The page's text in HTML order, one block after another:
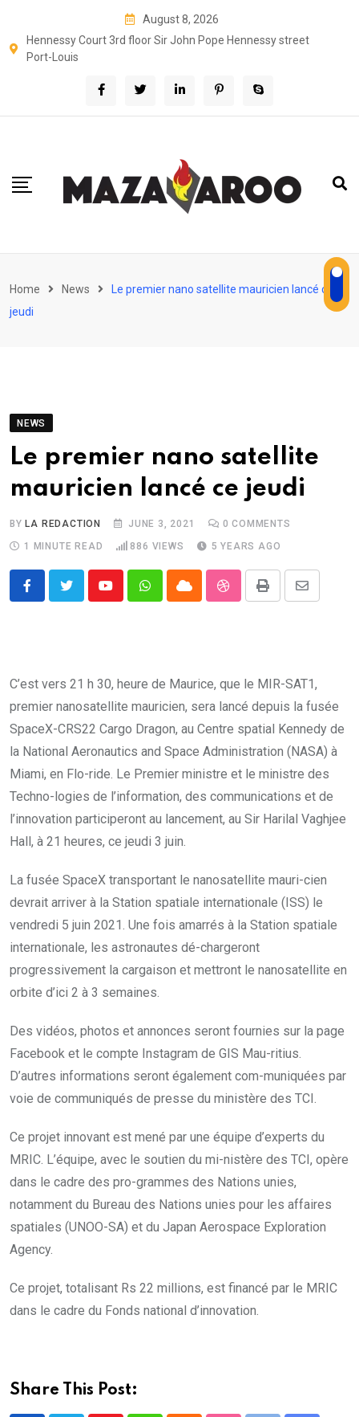
content
August 8, 2026
Hennessy Court 3rd floor Sir John Pope Hennessy street
Port-Louis
Home News
Le premier nano satellite mauricien lancé ce
jeudi
NEWS
Le premier nano satellite
mauricien lancé ce jeudi
BYLA REDACTION JUNE 3, 2021 0 COMMENTS
1 MINUTE READ
886 VIEWS 5 YEARS AGO
YoutubeWhatsappCloud StumbleUpon
Print
Share
C’est vers 21 h 30, heure de Maurice, que le MIR-SAT1,
premier nanosatellite mauricien, sera lancé depuis la fusée
SpaceX-CRS22 Cargo Dragon, au Centre spatial Kennedy de
la National Aeronautics and Space Administration (NASA) à
Miami, en Flo-ride. Le Premier ministre et le ministre des
Techno-logies de l’information, des communications et de
l’innovation participeront au lancement, au Sir Harilal Vaghjee
Hall, à 21 heures, ce jeudi 3 juin.
La fusée SpaceX transportant le nanosatellite mauri-cien
devrait arriver à la Station spatiale internationale (ISS) le
vendredi 5 juin 2021. Une fois amarrés à la Station spatiale
internationale, les astronautes dé-chargeront
progressivement la cargaison et mettront le nanosatellite en
orbite d’ici 2 à 3 semaines.
Des vidéos, photos et annonces seront fournies sur la page
Facebook et le compte Instagram de GIS Mau-ritius.
D’autres informations seront également com-muniquées par
voie de communiqués de presse du ministère des TCI.
Ce projet innovant est mené par une équipe d’experts du
MRIC. L’équipe, avec le soutien du mi-nistère des TCI, opère
dans le cadre des pro-grammes des Nations unies,
notamment du Bureau des Nations unies pour les affaires
spatiales (UNOO-SA) et du Japan Aerospace Exploration
Agency.
Ce projet, totalisant Rs 22 millions, est financé par le MRIC
dans le cadre du Fonds national d’innovation.
Share This Post: